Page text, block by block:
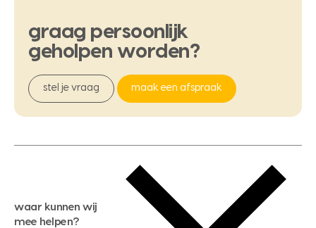
graag persoonlijk
geholpen worden?
stel je vraag maak een afspraak
waar kunnen wij
mee helpen?